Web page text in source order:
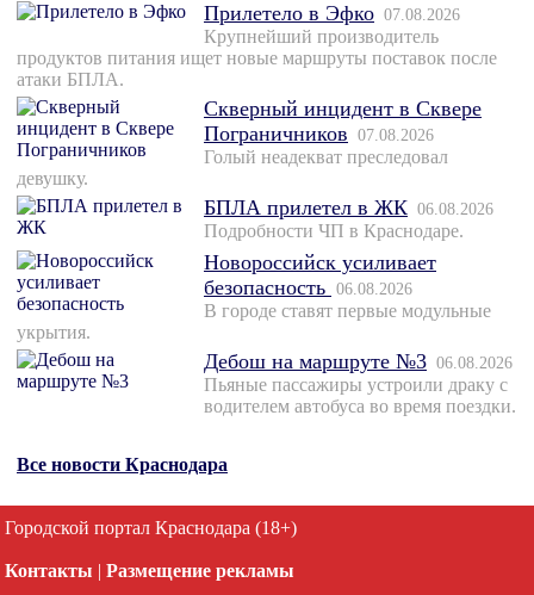
Прилетело в Эфко 07.08.2026
Крупнейший производитель
продуктов питания ищет новые маршруты поставок после
атаки БПЛА.
Скверный инцидент в Сквере
Пограничников 07.08.2026
Голый неадекват преследовал
девушку.
БПЛА прилетел в ЖК 06.08.2026
Подробности ЧП в Краснодаре.
Новороссийск усиливает
безопасность 06.08.2026
В городе ставят первые модульные
укрытия.
Дебош на маршруте №3 06.08.2026
Пьяные пассажиры устроили драку с
водителем автобуса во время поездки.
Все новости Краснодара
Городской портал Краснодара (18+)
Контакты | Размещение рекламы